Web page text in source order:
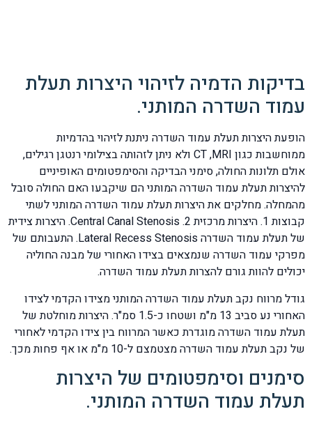
בדיקות הדמיה לזיהוי היצרות תעלת
עמוד השדרה המותני.
הופעת היצרות תעלת עמוד השדרה ניתנת לזיהוי בהדמיות
ממוחשבות כגון CT ,MRI ולא ניתן לזהותה בצילומי רנטגן רגילים,
אולם תלונות החולה, סימני הבדיקה והסימפטומים האופיניים
להיצרות תעלת עמוד השדרה המותני הם שיקבעו האם החולה סובל
מהמחלה. מחלקים את היצרות תעלת עמוד השדרה המותני לשתי
קבוצות 1. היצרות מרכזית Central Canal Stenosis .2. היצרות צידית
של תעלת עמוד השדרה Lateral Recess Stenosis. התעבותם של
מפרקי עמוד השדרה שנמצאים בצידו האחורי של מבנה החוליה
יכולים להוות גורם להצרות תעלת עמוד השדרה.
גודל מרווח נקב תעלת עמוד השדרה המותני מצידו הקדמי לצידו
האחורי נע סביב 13 מ"מ ושטחו כ-1.5 סמ"ר. היצרות מוחלטת של
תעלת עמוד השדרה מוגדרת כאשר המרווח בין צידו הקדמי לאחורי
של נקב תעלת עמוד השדרה מצטמצם ל-10 מ"מ או אף פחות מכך.
סימנים וסימפטומים של היצרות
תעלת עמוד השדרה המותני.